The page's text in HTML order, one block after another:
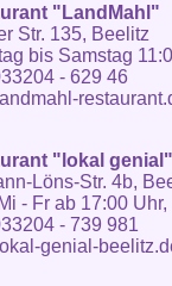
"LandMahl"
Str. 135, Beelitz
bis Samstag
- 629 46
"lokal genial"
Löns-Str. 4b,
- Fr ab 17:00
- 739 981
genial-